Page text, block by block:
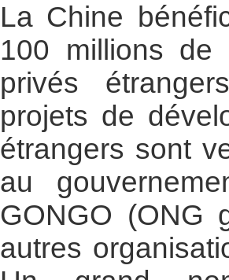
La Chine
100 millions de
privés
projets de
étrangers sont
au
GONGO (ONG
autres